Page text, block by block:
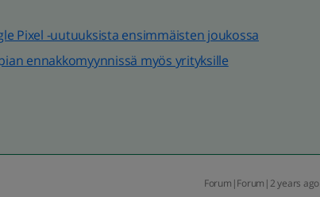
Pixel -uutuuksista ensimmäisten joukossa
ennakkomyynnissä myös yrityksille
Forum|Forum|2 years ago